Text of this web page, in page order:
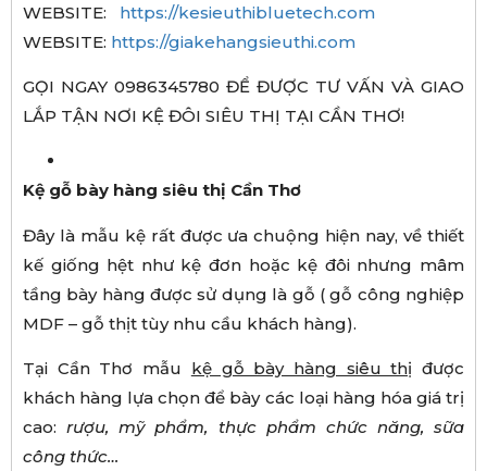
WEBSITE: https://kesieuthibluetech.com
WEBSITE: https://giakehangsieuthi.com
GỌI NGAY 0986345780 ĐỂ ĐƯỢC TƯ VẤN VÀ GIAO
LẮP TẬN NƠI KỆ ĐÔI SIÊU THỊ TẠI CẦN THƠ!
Kệ gỗ bày hàng siêu thị Cần Thơ
Đây là mẫu kệ rất được ưa chuộng hiện nay, về thiết
kế giống hệt như kệ đơn hoặc kệ đôi nhưng mâm
tầng bày hàng được sử dụng là gỗ ( gỗ công nghiệp
MDF – gỗ thịt tùy nhu cầu khách hàng).
Tại Cần Thơ mẫu kệ gỗ bày hàng siêu thị được
khách hàng lựa chọn để bày các loại hàng hóa giá trị
cao:rượu, mỹ phẩm, thực phẩm chức năng, sữa
công thức…